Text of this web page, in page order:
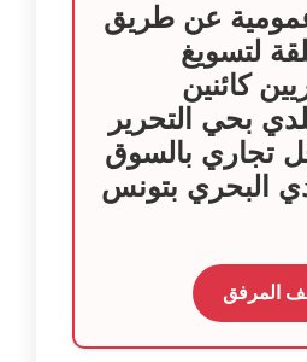
عمومية عن طريق
لتسويغ
كائنين
بحي التحرير
تجاري بالسوق
البحري بتونس
المرفق